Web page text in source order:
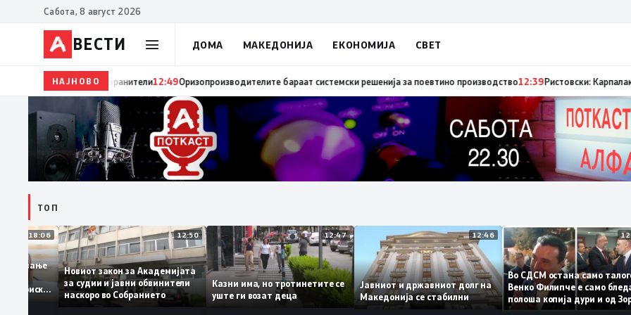
Сабота, 8 август 2026
ВЕСТИ ДОМА МАКЕДОНИЈА ЕКОНОМИЈА СВЕТ
НАЈНОВО
12:55 25 години од трагичниот настан кај Карпалак во кој загинаа десетмина македонски бранители12:49
ТОП
18:06
на историски
12:50
Новиот закон за Академијата
за судии и јавни обвинители
наскоро во Собранието
12:47
Казни има, но тротинетите се
уште ги возат деца
12:46
Јавниот и државниот долг на
Македонија се стабилни
Во СДСМ остана само
Венко Филипче е само
полоша копија дури и
Заев